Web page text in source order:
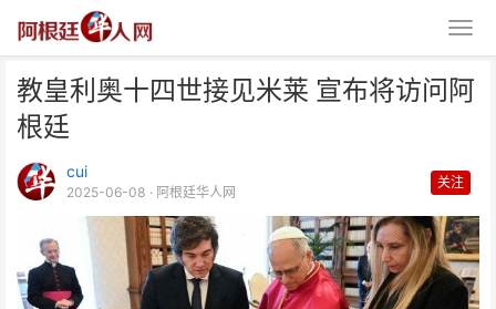
教皇利奥十四世接见米莱 宣布将访问阿
根廷
cui
2025-06-08 · 阿根廷华人网
关注
教皇利奥十四世接见米莱 宣布将
访问阿根廷